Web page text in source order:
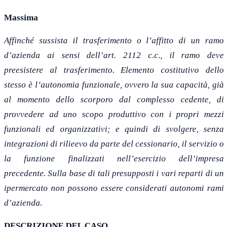
Massima
Affinché sussista il trasferimento o l’affitto di un ramo
d’azienda ai sensi dell’art. 2112 c.c., il ramo deve
preesistere al trasferimento. Elemento costitutivo dello
stesso è l’autonomia funzionale, ovvero la sua capacità, già
al momento dello scorporo dal complesso cedente, di
provvedere ad uno scopo produttivo con i propri mezzi
funzionali ed organizzativi; e quindi di svolgere, senza
integrazioni di rilieevo da parte del cessionario, il servizio o
la funzione finalizzati nell’esercizio dell’impresa
precedente.Sulla base di tali presupposti i vari reparti di un
ipermercato non possono essere considerati autonomi rami
d’azienda.